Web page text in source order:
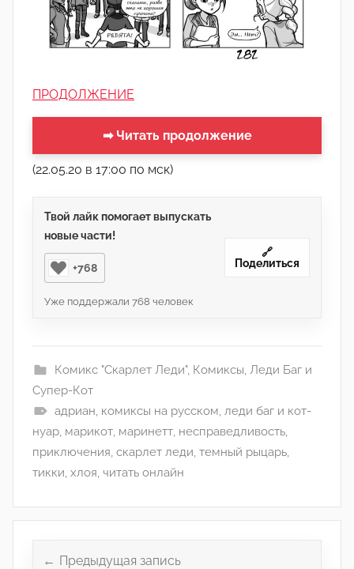
ПРОДОЛЖЕНИЕ
➡ Читать продолжение
(22.05.20 в 17:00 по мск)
Твой лайк помогает выпускать
новые части!
+768
Уже поддержали 768 человек
🔗
Поделиться
Комикс "Скарлет Леди", Комиксы, Леди Баг и
Супер-Кот
адриан, комиксы на русском, леди баг и кот-
нуар, марикот, маринетт, несправедливость,
приключения, скарлет леди, темный рыцарь,
тикки, хлоя, читать онлайн
Предыдущая запись